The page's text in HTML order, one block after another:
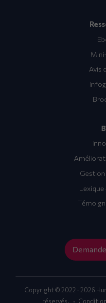
Avis
Lexique
Copyright © 2022 - 2026
réservés.